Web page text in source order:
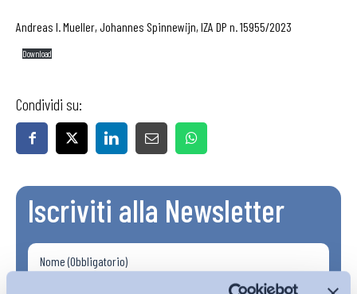
Andreas I. Mueller, Johannes Spinnewijn, IZA DP n. 15955/2023
Download
Condividi su:
Iscriviti alla Newsletter